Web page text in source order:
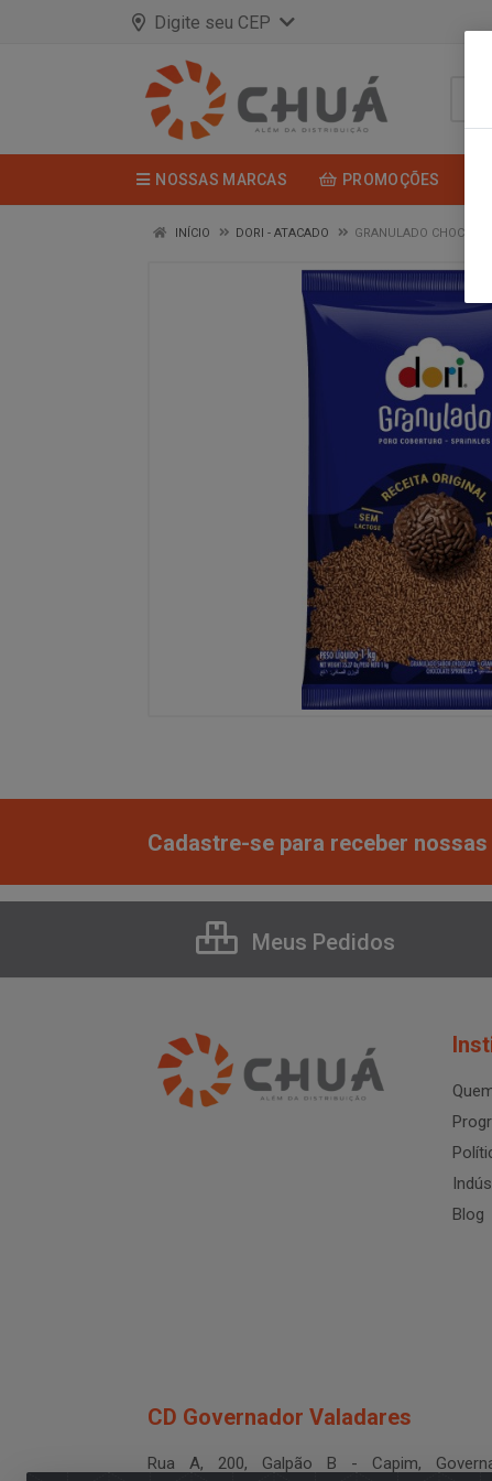
Digite seu CEP
NOSSAS MARCAS PROMOÇÕES
INÍCIO DORI - ATACADO GRANULADO
Cadastre-se para receber
Meus Pedidos
Blog
CD Governador Valadares
Rua A, 200, Galpão B - Capim,